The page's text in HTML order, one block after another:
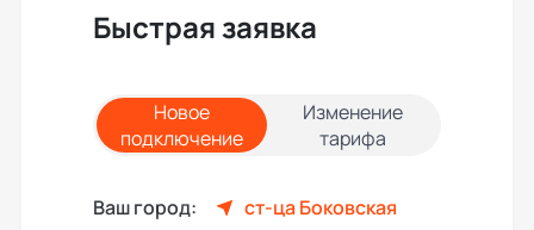
Быстрая заявка
Новое
подключение
Изменение
тарифа
Ваш город: ст-ца Боковская